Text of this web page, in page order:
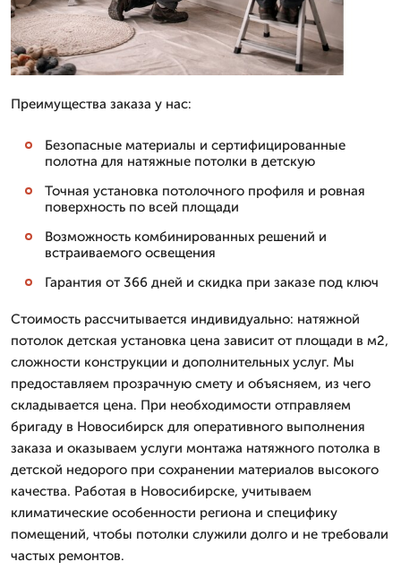
Преимущества заказа у нас:
Безопасные материалы и сертифицированные
полотна для натяжные потолки в детскую
Точная установка потолочного профиля и ровная
поверхность по всей площади
Возможность комбинированных решений и
встраиваемого освещения
Гарантия от 366 дней и скидка при заказе под ключ
Стоимость рассчитывается индивидуально: натяжной
потолок детская установка цена зависит от площади в м2,
сложности конструкции и дополнительных услуг. Мы
предоставляем прозрачную смету и объясняем, из чего
складывается цена. При необходимости отправляем
бригаду в Новосибирск для оперативного выполнения
заказа и оказываем услуги монтажа натяжного потолка в
детской недорого при сохранении материалов высокого
качества. Работая в Новосибирске, учитываем
климатические особенности региона и специфику
помещений, чтобы потолки служили долго и не требовали
частых ремонтов.